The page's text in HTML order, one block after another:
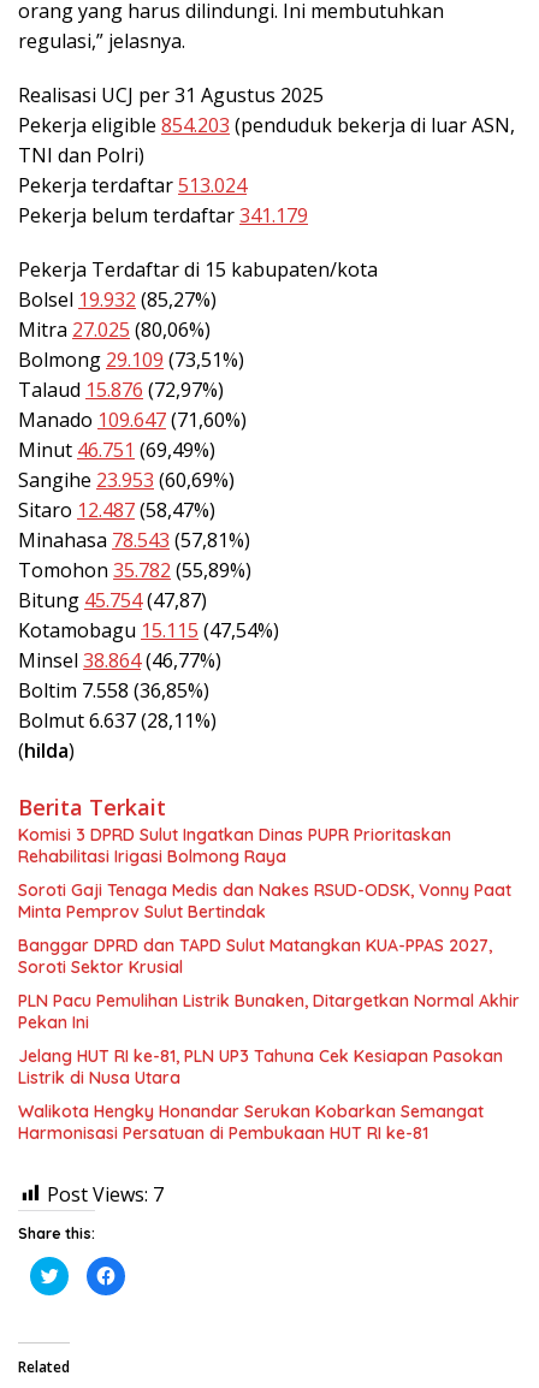
orang yang harus dilindungi. Ini membutuhkan
regulasi,” jelasnya.
Realisasi UCJ per 31 Agustus 2025
Pekerja eligible 854.203 (penduduk bekerja di luar ASN,
TNI dan Polri)
Pekerja terdaftar513.024
Pekerja belum terdaftar341.179
Pekerja Terdaftar di 15 kabupaten/kota
Bolsel 19.932 (85,27%)
Mitra 27.025 (80,06%)
Bolmong 29.109 (73,51%)
Talaud 15.876 (72,97%)
Manado 109.647(71,60%)
Minut 46.751 (69,49%)
Sangihe 23.953 (60,69%)
Sitaro 12.487(58,47%)
Minahasa 78.543 (57,81%)
Tomohon 35.782 (55,89%)
Bitung 45.754(47,87)
Kotamobagu 15.115 (47,54%)
Minsel 38.864(46,77%)
Boltim 7.558 (36,85%)
Bolmut 6.637 (28,11%)
(hilda)
Berita Terkait
Komisi 3 DPRD Sulut Ingatkan Dinas PUPR Prioritaskan
Rehabilitasi Irigasi Bolmong Raya
Soroti Gaji Tenaga Medis dan Nakes RSUD-ODSK, Vonny Paat
Minta Pemprov Sulut Bertindak
Banggar DPRD dan TAPD Sulut Matangkan KUA-PPAS 2027,
Soroti Sektor Krusial
PLN Pacu Pemulihan Listrik Bunaken, Ditargetkan Normal Akhir
Pekan Ini
Jelang HUT RI ke-81, PLN UP3 Tahuna Cek Kesiapan Pasokan
Listrik di Nusa Utara
Walikota Hengky Honandar Serukan Kobarkan Semangat
Harmonisasi Persatuan di Pembukaan HUT RI ke-81
Post Views: 7
Share this:
K
l
n
u
K
l
Related